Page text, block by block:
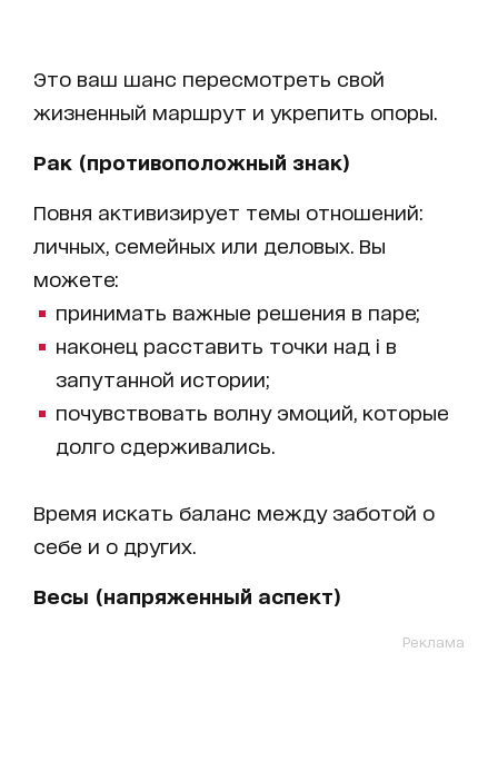
Это ваш шанс пересмотреть свой
жизненный маршрут и укрепить опоры.
Рак (противоположный знак)
Повня активизирует темы отношений:
личных, семейных или деловых. Вы
можете:
принимать важные решения в паре;
наконец расставить точки над i в
запутанной истории;
почувствовать волну эмоций, которые
долго сдерживались.
Время искать баланс между заботой о
себе и о других.
Весы (напряженный аспект)
Реклама